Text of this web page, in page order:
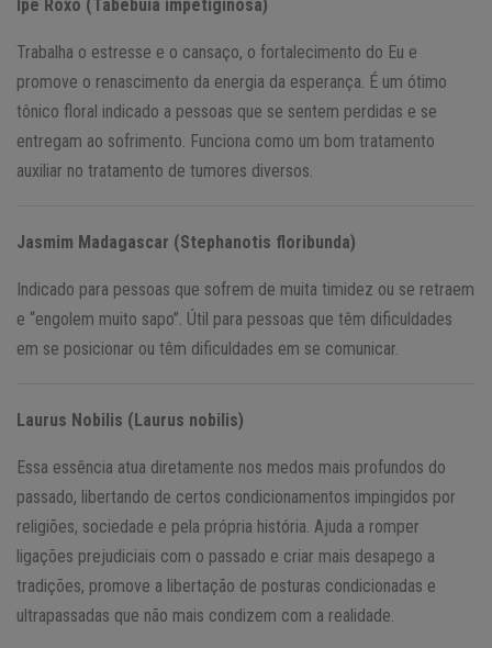
Ipê Roxo (Tabebuia impetiginosa)
Trabalha o estresse e o cansaço, o fortalecimento do Eu e
promove o renascimento da energia da esperança. É um ótimo
tônico floral indicado a pessoas que se sentem perdidas e se
entregam ao sofrimento. Funciona como um bom tratamento
auxiliar no tratamento de tumores diversos.
Jasmim Madagascar (Stephanotis floribunda)
Indicado para pessoas que sofrem de muita timidez ou se retraem
e “engolem muito sapo”. Útil para pessoas que têm dificuldades
em se posicionar ou têm dificuldades em se comunicar.
Laurus Nobilis (Laurus nobilis)
Essa essência atua diretamente nos medos mais profundos do
passado, libertando de certos condicionamentos impingidos por
religiões, sociedade e pela própria história. Ajuda a romper
ligações prejudiciais com o passado e criar mais desapego a
tradições, promove a libertação de posturas condicionadas e
ultrapassadas que não mais condizem com a realidade.